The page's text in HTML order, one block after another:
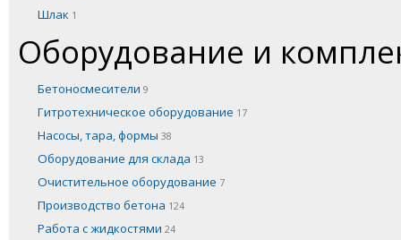
Шлак 1
Оборудование и
Бетоносмесители 9
Гитротехническое оборудование 17
Насосы, тара, формы 38
Оборудование для склада 13
Очистительное оборудование 7
Производство бетона 124
Работа с жидкостями 24